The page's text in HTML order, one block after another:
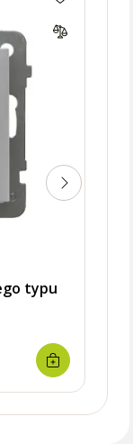
typu